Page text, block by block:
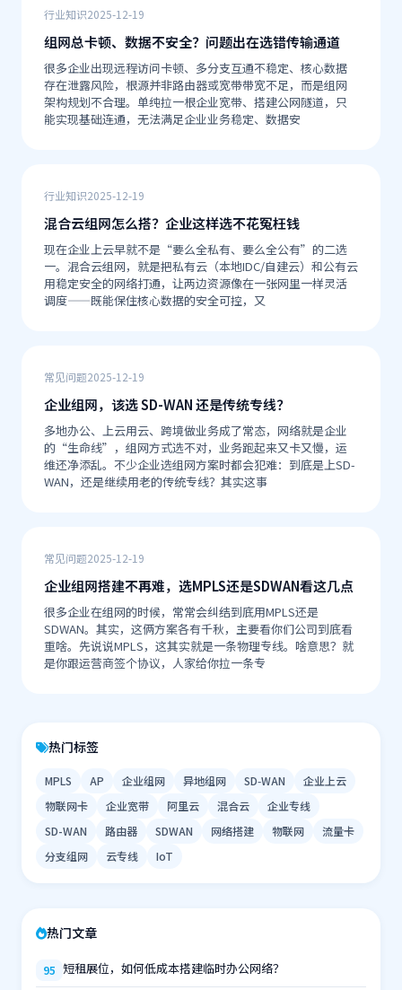
行业知识2025-12-19
组网总卡顿、数据不安全？问题出在选错传输通道
很多企业出现远程访问卡顿、多分支互通不稳定、核心数据
存在泄露风险，根源并非路由器或宽带带宽不足，而是组网
架构规划不合理。单纯拉一根企业宽带、搭建公网隧道，只
能实现基础连通，无法满足企业业务稳定、数据安
行业知识2025-12-19
混合云组网怎么搭？企业这样选不花冤枉钱
现在企业上云早就不是“要么全私有、要么全公有”的二选
一。混合云组网，就是把私有云（本地IDC/自建云）和公有云
用稳定安全的网络打通，让两边资源像在一张网里一样灵活
调度——既能保住核心数据的安全可控，又
常见问题2025-12-19
企业组网，该选 SD-WAN 还是传统专线？
多地办公、上云用云、跨境做业务成了常态，网络就是企业
的“生命线”，组网方式选不对，业务跑起来又卡又慢，运
维还净添乱。不少企业选组网方案时都会犯难：到底是上SD-
WAN，还是继续用老的传统专线？其实这事
常见问题2025-12-19
企业组网搭建不再难，选MPLS还是SDWAN看这几点
很多企业在组网的时候，常常会纠结到底用MPLS还是
SDWAN。其实，这俩方案各有千秋，主要看你们公司到底看
重啥。先说说MPLS，这其实就是一条物理专线。啥意思？就
是你跟运营商签个协议，人家给你拉一条专
热门标签
MPLS AP 企业组网 异地组网 SD‑WAN
企业上云
物联网卡
企业宽带 阿里云 混合云
企业专线
SD-WAN
路由器 SDWAN 网络搭建 物联网
流量卡
分支组网
云专线 IoT
热门文章
95 短租展位，如何低成本搭建临时办公网络？